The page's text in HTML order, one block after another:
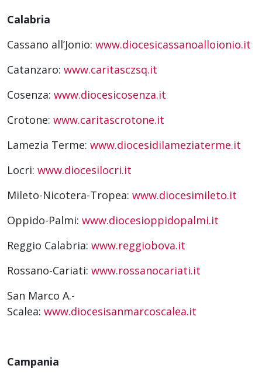
Calabria
Cassano all’Jonio: www.diocesicassanoalloionio.it
Catanzaro: www.caritasczsq.it
Cosenza: www.diocesicosenza.it
Crotone: www.caritascrotone.it
Lamezia Terme: www.diocesidilameziaterme.it
Locri: www.diocesilocri.it
Mileto-Nicotera-Tropea: www.diocesimileto.it
Oppido-Palmi: www.diocesioppidopalmi.it
Reggio Calabria: www.reggiobova.it
Rossano-Cariati: www.rossanocariati.it
San Marco A.-
Scalea: www.diocesisanmarcoscalea.it
Campania